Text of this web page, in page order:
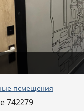
помещения
742279